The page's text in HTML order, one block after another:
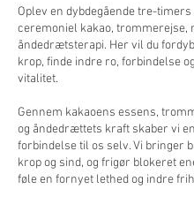
Oplev en dybdegående tre-
ceremoniel kakao, trommerejse,
åndedrætsterapi. Her vil du
krop, finde indre ro, forbindelse
vitalitet.
Gennem kakaoens essens,
og åndedrættets kraft skaber vi
forbindelse til os selv. Vi bringer
krop og sind, og frigør blokeret
føle en fornyet lethed og indre